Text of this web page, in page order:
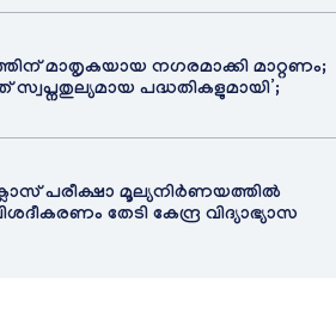
മാതൃകയായ നഗരമാക്കി മാറ്റണം;
പദ്ധതികളുമായി’;
ക്ലാസ് പരീക്ഷാ മൂല്യനിർണയത്തിൽ
തേടി കേന്ദ്ര വിദ്യാഭ്യാസ